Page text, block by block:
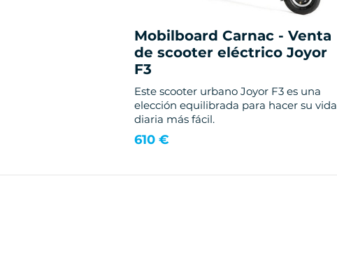
Mobilboard Carnac - Venta
de scooter eléctrico Joyor
F3
Este scooter urbano Joyor F3 es una
elección equilibrada para hacer su vida
diaria más fácil.
610 €